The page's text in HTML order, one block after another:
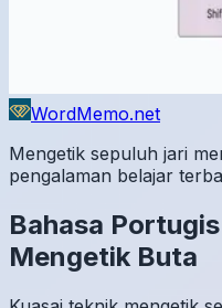
WordMemo.net
Mengetik sepuluh jari
pengalaman belajar
Bahasa Portugis
Mengetik Buta